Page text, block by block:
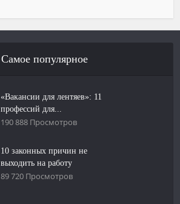
Самое популярное
«Вакансии для лентяев»: 11
профессий для...
190 888 Просмотров
10 законных причин не
выходить на работу
89 720 Просмотров